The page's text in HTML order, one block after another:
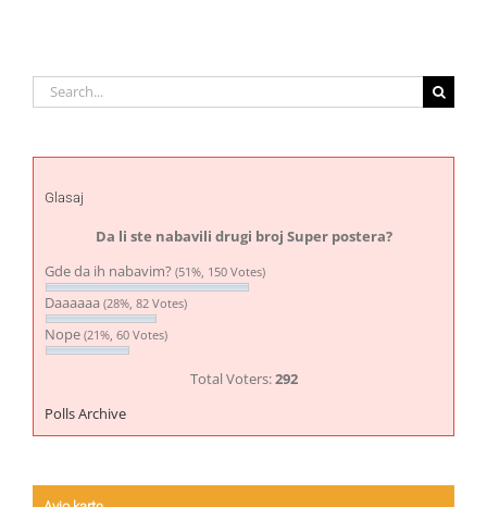
Search
for:
Glasaj
Da li ste nabavili drugi broj Super postera?
Gde da ih nabavim? (51%, 150 Votes)
Daaaaaa (28%, 82 Votes)
Nope (21%, 60 Votes)
Total Voters:292
Polls Archive